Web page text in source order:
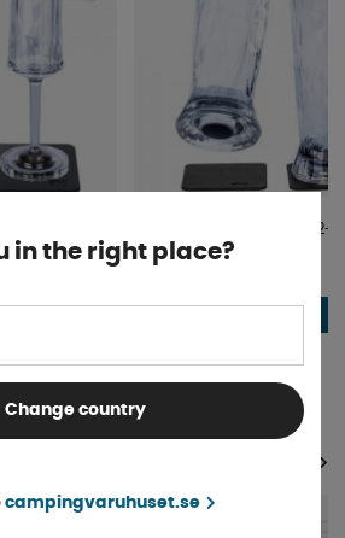
Silwy Ölglas Magnetisk 2-
in the right place?
Change country
campingvaruhuset.se